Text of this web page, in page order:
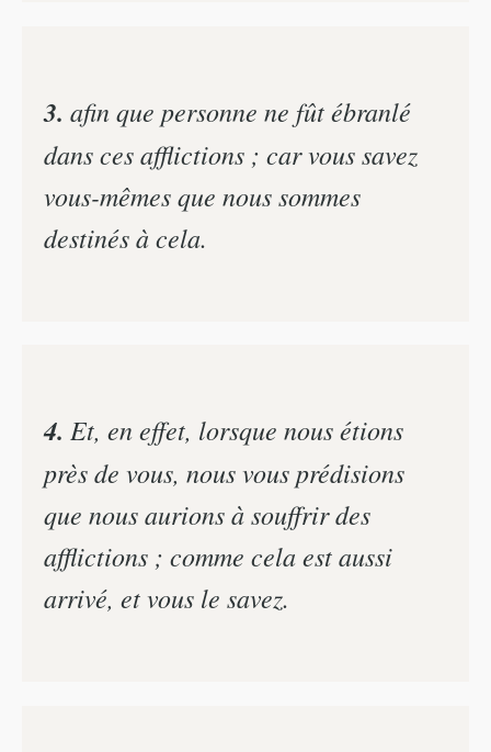
3. afin que personne ne fût ébranlé
dans ces afflictions ; car vous savez
vous-mêmes que nous sommes
destinés à cela.
4. Et, en effet, lorsque nous étions
près de vous, nous vous prédisions
que nous aurions à souffrir des
afflictions ; comme cela est aussi
arrivé, et vous le savez.